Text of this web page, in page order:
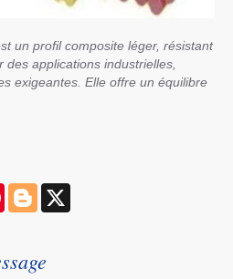
un profil composite léger, résistant
applications industrielles,
exigeantes. Elle offre un équilibre
P
r
B
e